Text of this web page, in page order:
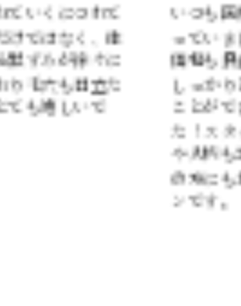
いつも医療クリニックに通
っていましたが、こちらは
価格も良心的で通いやすく
しっかりと効果を実感する
ことができ大変感動しまし
た！スタッフさんの気遣い
や人柄も素敵で自分の周り
の方にもお勧めできるサロ